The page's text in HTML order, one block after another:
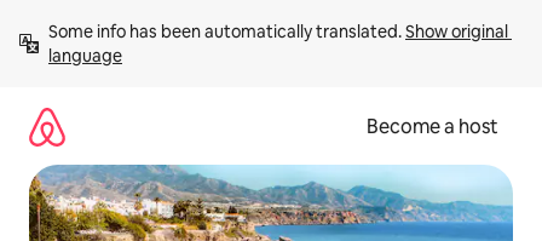
content
Some info has been automatically translated. Show original
language
Become a host